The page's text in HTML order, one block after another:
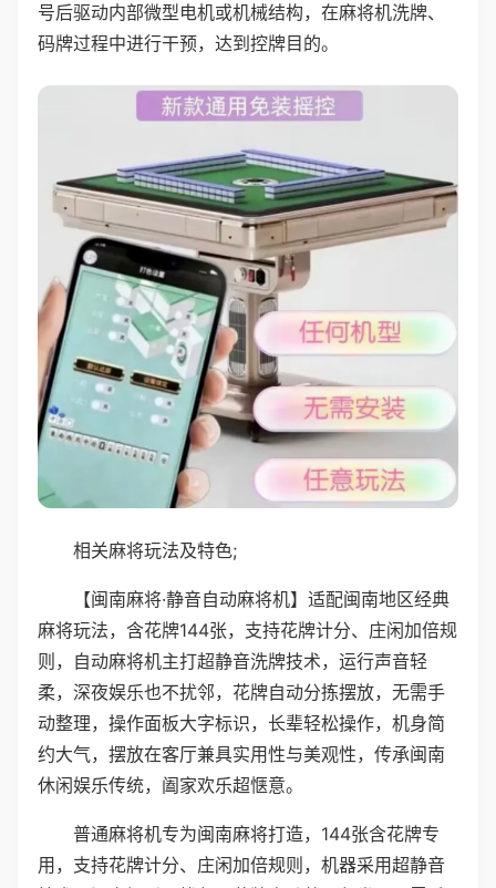
号后驱动内部微型电机或机械结构，在麻将机洗牌、
码牌过程中进行干预，达到控牌目的。
相关麻将玩法及特色;
【闽南麻将·静音自动麻将机】适配闽南地区经典
麻将玩法，含花牌144张，支持花牌计分、庄闲加倍规
则，自动麻将机主打超静音洗牌技术，运行声音轻
柔，深夜娱乐也不扰邻，花牌自动分拣摆放，无需手
动整理，操作面板大字标识，长辈轻松操作，机身简
约大气，摆放在客厅兼具实用性与美观性，传承闽南
休闲娱乐传统，阖家欢乐超惬意。
普通麻将机专为闽南麻将打造，144张含花牌专
用，支持花牌计分、庄闲加倍规则，机器采用超静音